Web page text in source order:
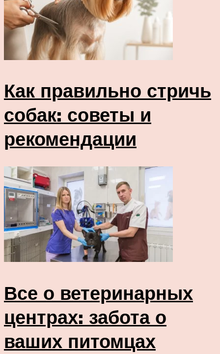
Как правильно стричь
собак: советы и
рекомендации
Все о ветеринарных
центрах: забота о
ваших питомцах